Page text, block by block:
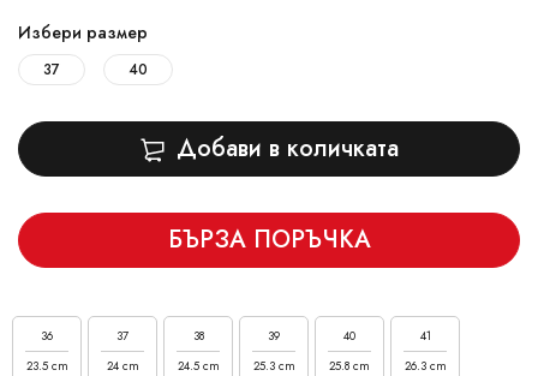
Избери размер
37 40
Добави в количката
БЪРЗА ПОРЪЧКА
36
23.5 cm
37
24 cm
38
24.5 cm
39
25.3 cm
40
25.8 cm
41
26.3 cm